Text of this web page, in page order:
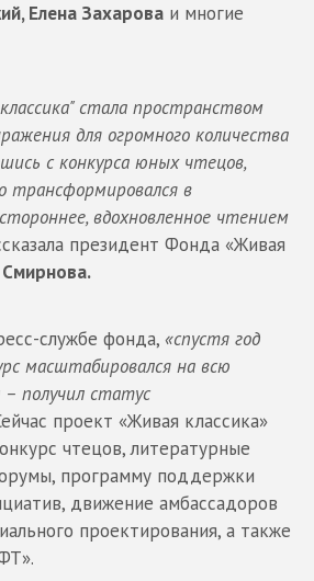
Елена Захарова и многие
стала пространством
для огромного количества
с конкурса юных чтецов,
трансформировался в
вдохновленное чтением
президент Фонда «Живая
службе фонда, «спустя год
масштабировался на всю
– получил статус
проект «Живая классика»
чтецов, литературные
программу поддержки
движение амбассадоров
проектирования, а также